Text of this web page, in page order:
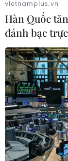
#Sạt lở
Theo dõi
vietnamplus.vn
Hàn Quốc
đánh bạc